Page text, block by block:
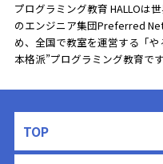
プログラミング教育 HALLOは
のエンジニア集団Preferred
め、全国で教室を運営する「
本格派”プログラミング教育です
TOP